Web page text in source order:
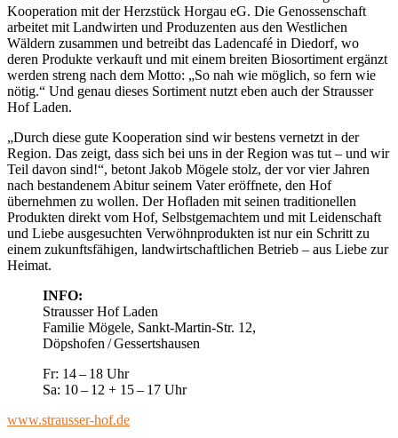
Kooperation mit der Herzstück Horgau eG. Die Genossenschaft
arbeitet mit Landwirten und Produzenten aus den Westlichen
Wäldern zusammen und betreibt das Ladencafé in Diedorf, wo
deren Produkte verkauft und mit einem breiten Biosortiment ergänzt
werden streng nach dem Motto: „So nah wie möglich, so fern wie
nötig.“ Und genau dieses Sortiment nutzt eben auch der Strausser
Hof Laden.
„Durch diese gute Kooperation sind wir bestens vernetzt in der
Region. Das zeigt, dass sich bei uns in der Region was tut – und wir
Teil davon sind!“, betont Jakob Mögele stolz, der vor vier Jahren
nach bestandenem Abitur seinem Vater eröffnete, den Hof
übernehmen zu wollen. Der Hofladen mit seinen traditionellen
Produkten direkt vom Hof, Selbstgemachtem und mit Leidenschaft
und Liebe ausgesuchten Verwöhnprodukten ist nur ein Schritt zu
einem zukunftsfähigen, landwirtschaftlichen Betrieb – aus Liebe zur
Heimat.
INFO:
Strausser Hof Laden
Familie Mögele, Sankt-Martin-Str. 12,
Döpshofen / Gessertshausen
Fr: 14 – 18 Uhr
Sa: 10 – 12 + 15 – 17 Uhr
www.strausser-hof.de